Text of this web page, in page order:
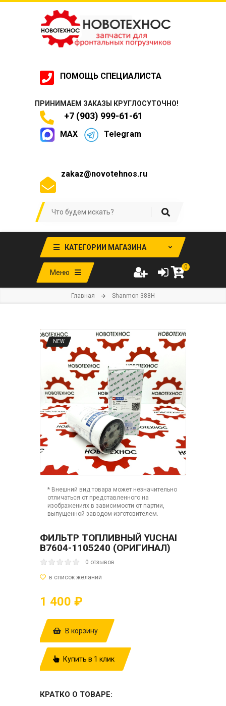
ПОМОЩЬ СПЕЦИАЛИСТА
ПРИНИМАЕМ ЗАКАЗЫ КРУГЛОСУТОЧНО!
+7 (903) 999-61-61
MAX Telegram
zakaz@novotehnos.ru
КАТЕГОРИИ МАГАЗИНА
Меню
0
Главная Shanmon 388H
NEW
* Внешний вид товара может незначительно
отличаться от представленного на
изображениях в зависимости от партии,
выпущенной заводом-изготовителем.
ФИЛЬТР ТОПЛИВНЫЙ YUCHAI
B7604-1105240 (ОРИГИНАЛ)
0 отзывов
1 400 ₽
В корзину
Купить в 1 клик
КРАТКО О ТОВАРЕ: